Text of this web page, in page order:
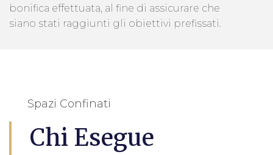
bonifica effettuata, al fine di assicurare che
siano stati raggiunti gli obiettivi prefissati.
Spazi Confinati
Chi Esegue